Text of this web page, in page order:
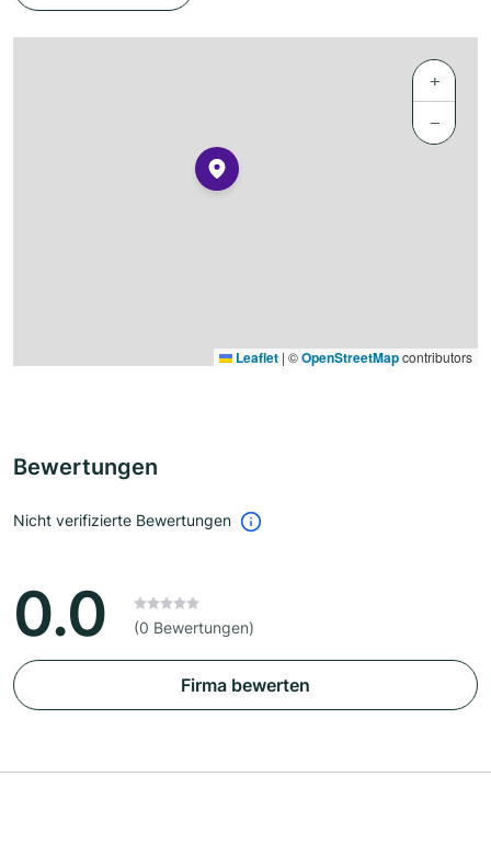
+
−
Leaflet | ©OpenStreetMapcontributors
Bewertungen
Nicht verifizierte Bewertungen
0.0 (0 Bewertungen)
Firma bewerten